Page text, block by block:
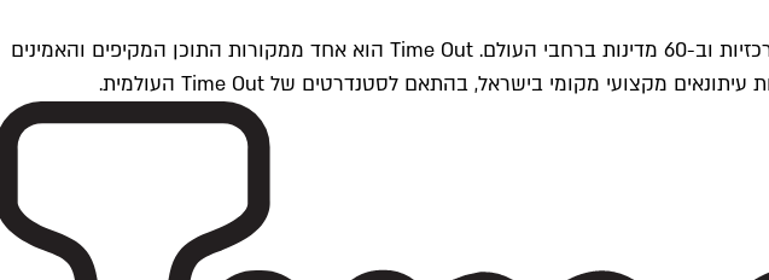
Time Outתל אביב הוא חלק מרשת Time Out Global — רשת מדיה בינלאומית הפועלת ב-360 ערים מרכזיות וב-60 מדינות ברחבי העולם. Time Out הוא אחד ממקורות התוכן המקיפים והאמינים